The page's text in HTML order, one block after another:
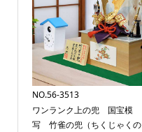
NO.56-3513
ワンランク上の兜 国宝模
写 竹雀の兜（ちくじゃくの